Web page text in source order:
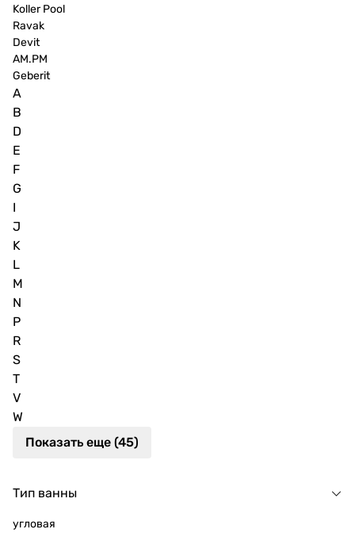
Koller Pool
Ravak
Devit
AM.PM
Geberit
A
B
D
E
F
G
I
J
K
L
M
N
P
R
S
T
V
W
Показать еще (45)
Тип ванны
угловая